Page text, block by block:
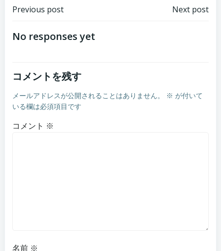
Post
navigation
Previous post Next post
No responses yet
コメントを残す
メールアドレスが公開されることはありません。 ※ が付いて
いる欄は必須項目です
コメント ※
名前 ※